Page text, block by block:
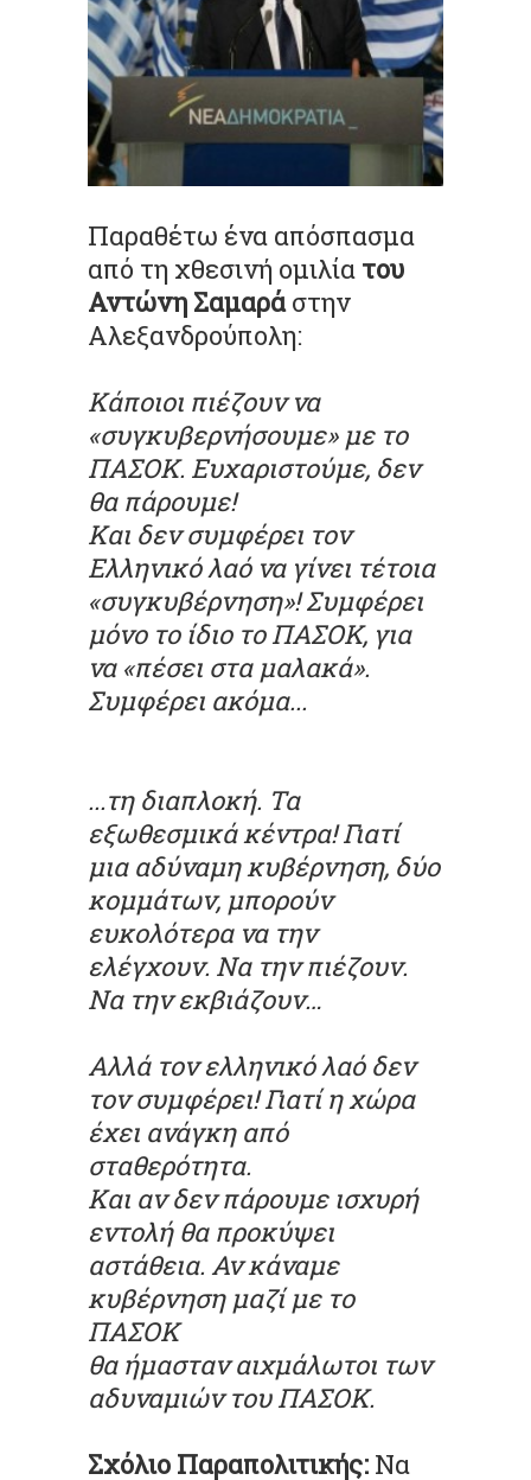
Παραθέτω ένα απόσπασμα
από τη χθεσινή ομιλία του
Αντώνη Σαμαράστην
Αλεξανδρούπολη:
Κάποιοι πιέζουν να
«συγκυβερνήσουμε» με το
ΠΑΣΟΚ. Ευχαριστούμε, δεν
θα πάρουμε!
Και δεν συμφέρει τον
Ελληνικό λαό να γίνει τέτοια
«συγκυβέρνηση»! Συμφέρει
μόνο το ίδιο το ΠΑΣΟΚ, για
να «πέσει στα μαλακά».
Συμφέρει ακόμα...
...τη διαπλοκή. Τα
εξωθεσμικά κέντρα! Γιατί
μια αδύναμη κυβέρνηση, δύο
κομμάτων, μπορούν
ευκολότερα να την
ελέγχουν. Να την πιέζουν.
Να την εκβιάζουν…
Αλλά τον ελληνικό λαό δεν
τον συμφέρει!Γιατί η χώρα
έχει ανάγκη από
σταθερότητα.
Και αν δεν πάρουμε ισχυρή
εντολή θα προκύψει
αστάθεια. Αν κάναμε
κυβέρνηση μαζί με το
ΠΑΣΟΚ
θα ήμασταν αιχμάλωτοι των
αδυναμιών του ΠΑΣΟΚ.
Σχόλιο Παραπολιτικής: Να